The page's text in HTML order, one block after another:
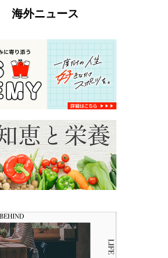
海外ニュース